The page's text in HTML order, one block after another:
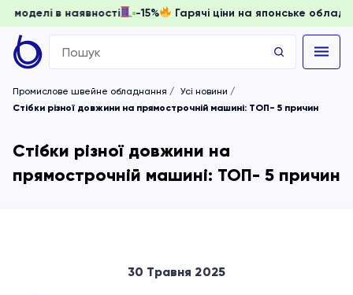
доки моделі в наявності -15% Гарячі ціни на
Search
for:
Промислове швейне обладнання
Усі новини
Стібки різної довжини на прямострочній машині: ТОП- 5 причин
Стібки різної довжини на
прямострочній машині: ТОП- 5 причин
30 Травня 2025